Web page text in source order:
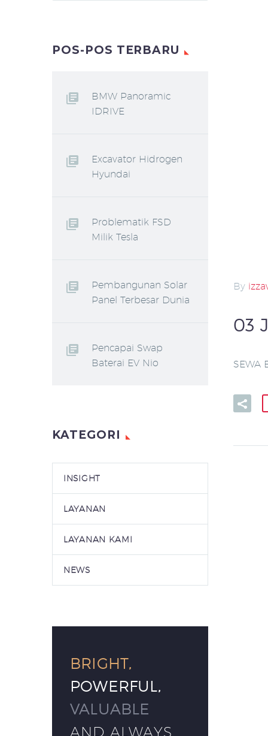
By
03
SEWA
POS-POS TERBARU
BMW Panoramic
IDRIVE
Excavator Hidrogen
Hyundai
Problematik FSD
Milik Tesla
Pembangunan Solar
Panel Terbesar Dunia
Pencapai Swap
Baterai EV Nio
KATEGORI
INSIGHT
LAYANAN
LAYANAN KAMI
NEWS
BRIGHT,
POWERFUL,
VALUABLE
AND ALWAYS